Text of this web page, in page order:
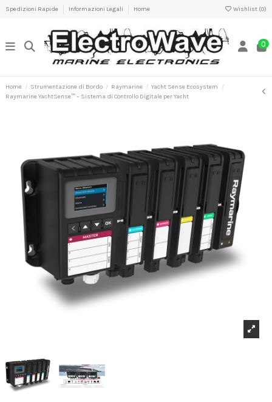
Spedizioni Rapide Informazioni Legali Home Wishlist (0)
0
Home Strumentazione di Bordo Raymarine
Yacht Sense Ecosystem
Raymarine YachtSense™ – Sistema di Controllo Digitale per Yacht